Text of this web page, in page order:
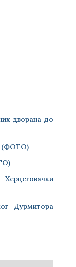
дворана до
(ФОТО)
Дурмитора